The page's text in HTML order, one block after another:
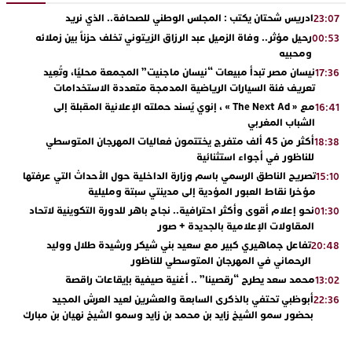
23:07ادريس شحتان يكتب : المجلس الوطني للصحافة.. الذي نريد
00:53رحيل مؤثر.. وفاة الزميل عبد الرزاق الزيتوني تخلف حزناً بين زملائه
ومحبيه
17:36نيسان مصر تبدأ مبيعات “نيسان ماجنيت” المجمعة محليًا، وتُعِيد
تعريف فئة السيارات الرياضية المدمجة متعددة الاستخدامات
16:41
مع « The Next Ad » ، إنوي يُسند حملته الإعلانية المقبلة إلى
الشباب المغربي
18:38
أكثر من 45 ألف متفرج يختتمون فعاليات المهرجان المتوسطي
للناظور في أجواء استثنائية
15:10تصريح الناطق الرسمي باسم وزارة الداخلية حول الأحداث التي عرفتها
مؤخرا نقاط العبور المؤدية إلى مدينتي سبتة ومليلية
01:30نحو إعلام أقوى وأكثر احترافية.. نجاح باهر للدورة التكوينية لاتحاد
المقاولات الإعلامية بالجديدة + صور
20:48تفاعل جماهيري كبير مع سعيد بني شيكر ورشيدة طلال ووليد
الرحماني في المهرجان المتوسطي للناظور
13:02محمد سعد يطرح “رقصينا” .. أغنية صيفية بإيقاعات راقصة
22:36أبوظبي تحتفي بالذكرى السابعة والعشرين لعيد العرش المجيد
بحضور سمو الشيخ زايد بن محمد بن زايد وسمو الشيخ نهيان بن مبارك